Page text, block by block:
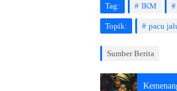
Tag: IKM
Topik: pacu
Sumber Berita